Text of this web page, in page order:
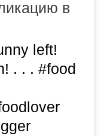
в
left!
. . . #food